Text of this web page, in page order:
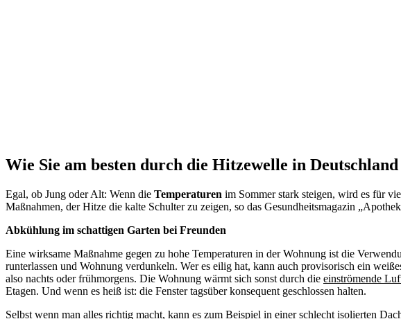
Wie Sie am besten durch die Hitzewelle in
Egal, ob Jung oder Alt: Wenn die Temperaturen im Sommer stark steigen, wird es für
Maßnahmen, der Hitze die kalte Schulter zu zeigen, so das Gesundheitsmagazin
Abkühlung im schattigen Garten bei Freunden
Eine wirksame Maßnahme gegen zu hohe Temperaturen in der Wohnung ist die
runterlassen und Wohnung verdunkeln. Wer es eilig hat, kann auch provisorisch ein
also nachts oder frühmorgens. Die Wohnung wärmt sich sonst durch die einströmende
Etagen. Und wenn es heiß ist: die Fenster tagsüber konsequent geschlossen halten.
Selbst wenn man alles richtig macht, kann es zum Beispiel in einer schlecht isolierten